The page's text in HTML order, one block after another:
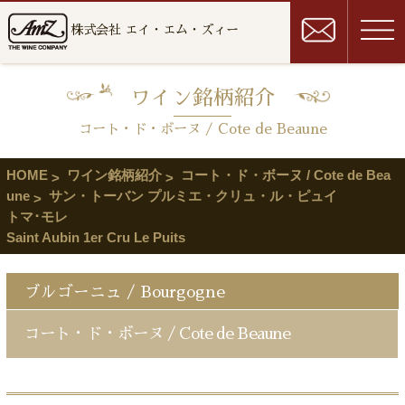
株式会社 エイ・エム・ズィー
ワイン銘柄紹介
コート・ド・ボーヌ / Cote de Beaune
HOME ワイン銘柄紹介
コート・ド・ボーヌ / Cote de Bea
une
サン・トーバン プルミエ・クリュ・ル・ピュイ
トマ･モレ
Saint Aubin 1er Cru Le Puits
ブルゴーニュ / Bourgogne
コート・ド・ボーヌ / Cote de Beaune